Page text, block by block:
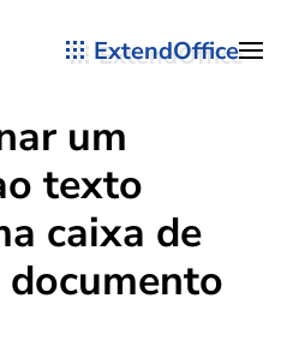
ExtendOffice
um
texto
caixa de